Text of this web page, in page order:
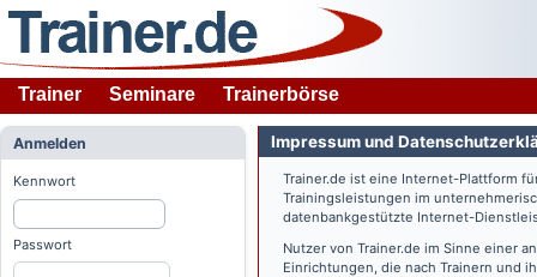
Trainer Seminare Trainerbörse
Anmelden
Kennwort
Passwort
Impressum und
Trainer.de ist eine Internet-Plattform
Trainingsleistungen im
datenbankgestützte Internet-
Nutzer von Trainer.de im Sinne einer
Einrichtungen, die nach Trainern und